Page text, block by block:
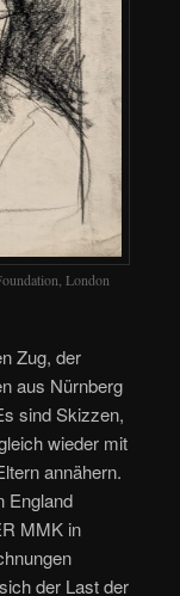
London
Zug, der
aus Nürnberg
sind Skizzen,
wieder mit
annähern.
England
MMK in
der Last der